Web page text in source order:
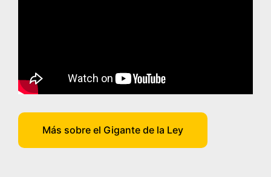
Más sobre el Gigante de la Ley